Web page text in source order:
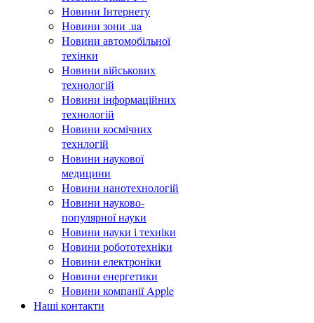
Новини Інтернету
Новини зони .ua
Новини автомобільної
техінки
Новини військових
технологій
Новини інформаційних
технологій
Новини космічних
технлогій
Новини наукової
медицини
Новини нанотехнологій
Новини науково-
популярної науки
Новини науки і техніки
Новини робототехніки
Новини електроніки
Новини енергетики
Новини компанії Apple
Наші контакти